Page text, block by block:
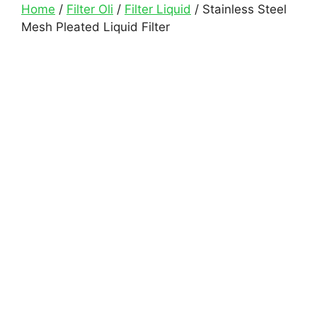
Home / Filter Oli / Filter Liquid / Stainless Steel
Mesh Pleated Liquid Filter